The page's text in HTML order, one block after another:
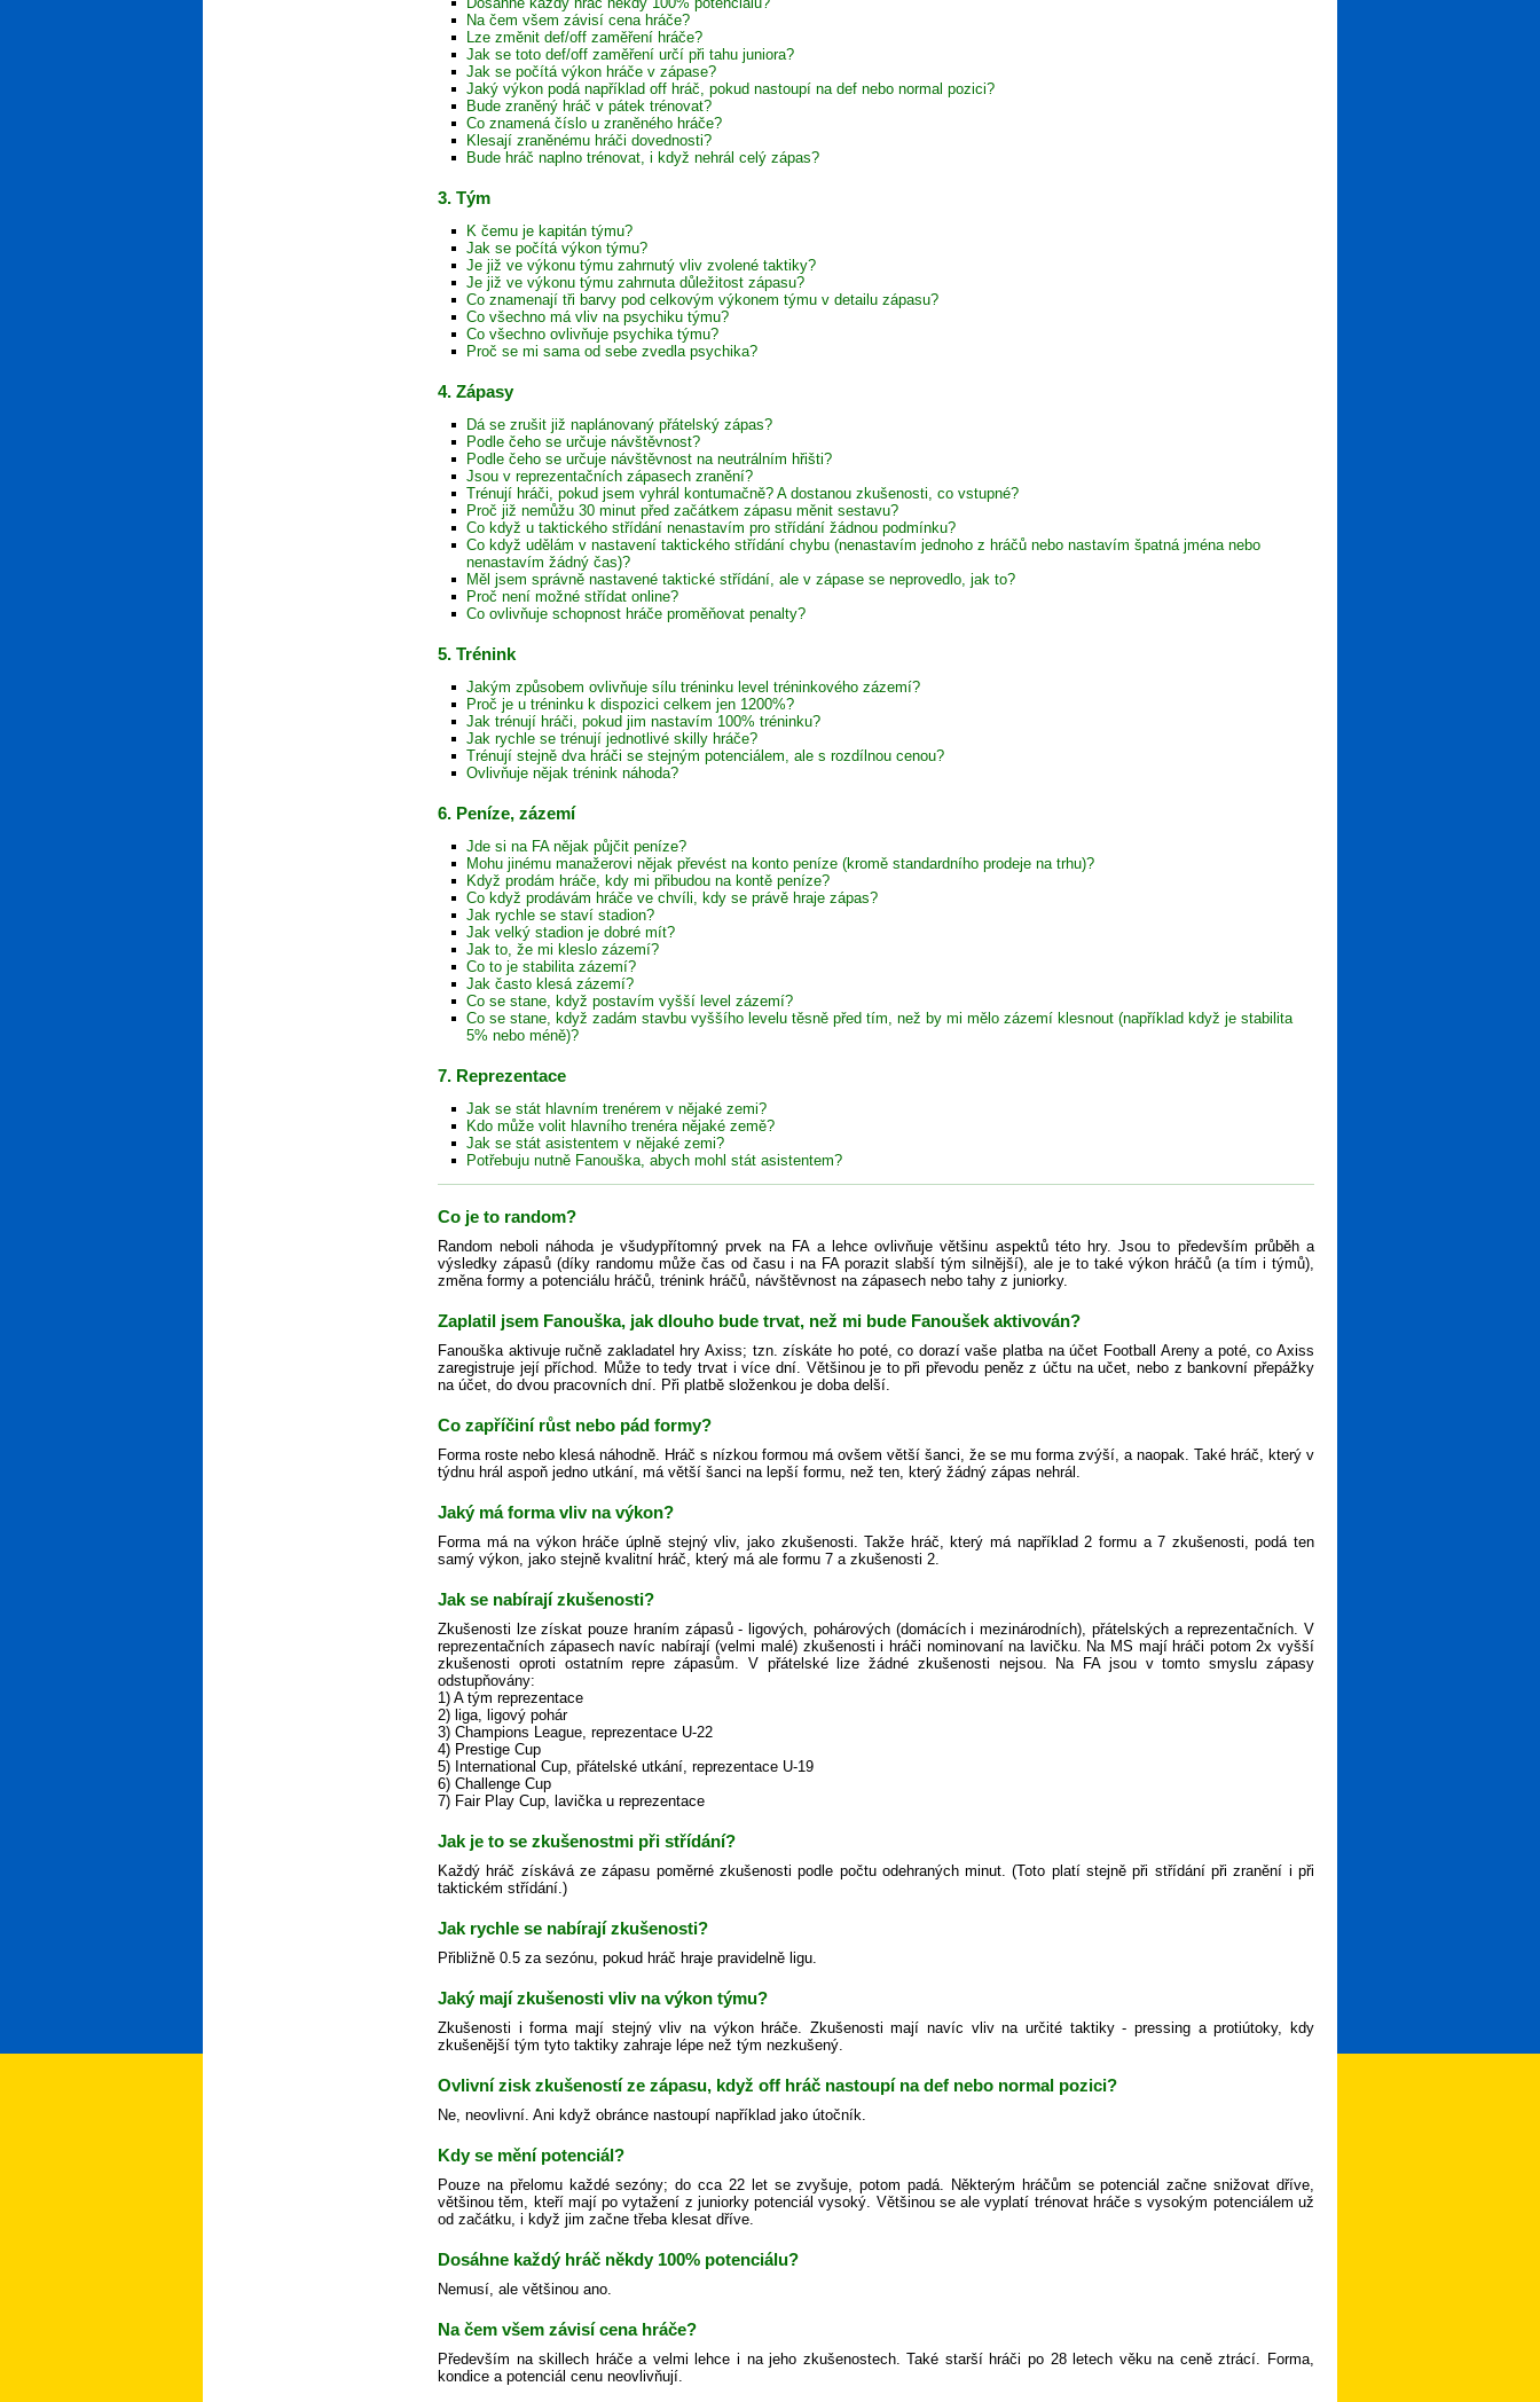
Na čem všem závisí cena hráče?
Lze změnit def/off zaměření hráče?
Jak se toto def/off zaměření určí při tahu juniora?
Jak se počítá výkon hráče v zápase?
Jaký výkon podá například off hráč, pokud nastoupí na def nebo normal pozici?
Bude zraněný hráč v pátek trénovat?
Co znamená číslo u zraněného hráče?
Klesají zraněnému hráči dovednosti?
Bude hráč naplno trénovat, i když nehrál celý zápas?
3. Tým
K čemu je kapitán týmu?
Jak se počítá výkon týmu?
Je již ve výkonu týmu zahrnutý vliv zvolené taktiky?
Je již ve výkonu týmu zahrnuta důležitost zápasu?
Co znamenají tři barvy pod celkovým výkonem týmu v detailu zápasu?
Co všechno má vliv na psychiku týmu?
Co všechno ovlivňuje psychika týmu?
Proč se mi sama od sebe zvedla psychika?
4. Zápasy
Dá se zrušit již naplánovaný přátelský zápas?
Podle čeho se určuje návštěvnost?
Podle čeho se určuje návštěvnost na neutrálním hřišti?
Jsou v reprezentačních zápasech zranění?
Trénují hráči, pokud jsem vyhrál kontumačně? A dostanou zkušenosti, co vstupné?
Proč již nemůžu 30 minut před začátkem zápasu měnit sestavu?
Co když u taktického střídání nenastavím pro střídání žádnou podmínku?
Co když udělám v nastavení taktického střídání chybu (nenastavím jednoho z hráčů nebo nastavím špatná jména nebo
nenastavím žádný čas)?
Měl jsem správně nastavené taktické střídání, ale v zápase se neprovedlo, jak to?
Proč není možné střídat online?
Co ovlivňuje schopnost hráče proměňovat penalty?
5. Trénink
Jakým způsobem ovlivňuje sílu tréninku level tréninkového zázemí?
Proč je u tréninku k dispozici celkem jen 1200%?
Jak trénují hráči, pokud jim nastavím 100% tréninku?
Jak rychle se trénují jednotlivé skilly hráče?
Trénují stejně dva hráči se stejným potenciálem, ale s rozdílnou cenou?
Ovlivňuje nějak trénink náhoda?
6. Peníze, zázemí
Jde si na FA nějak půjčit peníze?
Mohu jinému manažerovi nějak převést na konto peníze (kromě standardního prodeje na trhu)?
Když prodám hráče, kdy mi přibudou na kontě peníze?
Co když prodávám hráče ve chvíli, kdy se právě hraje zápas?
Jak rychle se staví stadion?
Jak velký stadion je dobré mít?
Jak to, že mi kleslo zázemí?
Co to je stabilita zázemí?
Jak často klesá zázemí?
Co se stane, když postavím vyšší level zázemí?
Co se stane, když zadám stavbu vyššího levelu těsně před tím, než by mi mělo zázemí klesnout (například když je stabilita
5% nebo méně)?
7. Reprezentace
Jak se stát hlavním trenérem v nějaké zemi?
Kdo může volit hlavního trenéra nějaké země?
Jak se stát asistentem v nějaké zemi?
Potřebuju nutně Fanouška, abych mohl stát asistentem?
Co je to random?
Random neboli náhoda je všudypřítomný prvek na FA a lehce ovlivňuje většinu aspektů této hry. Jsou to především průběh a
výsledky zápasů (díky randomu může čas od času i na FA porazit slabší tým silnější), ale je to také výkon hráčů (a tím i týmů),
změna formy a potenciálu hráčů, trénink hráčů, návštěvnost na zápasech nebo tahy z juniorky.
Zaplatil jsem Fanouška, jak dlouho bude trvat, než mi bude Fanoušek aktivován?
Fanouška aktivuje ručně zakladatel hry Axiss; tzn. získáte ho poté, co dorazí vaše platba na účet Football Areny a poté, co Axiss
zaregistruje její příchod. Může to tedy trvat i více dní. Většinou je to při převodu peněz z účtu na učet, nebo z bankovní přepážky
na účet, do dvou pracovních dní. Při platbě složenkou je doba delší.
Co zapříčiní růst nebo pád formy?
Forma roste nebo klesá náhodně. Hráč s nízkou formou má ovšem větší šanci, že se mu forma zvýší, a naopak. Také hráč, který v
týdnu hrál aspoň jedno utkání, má větší šanci na lepší formu, než ten, který žádný zápas nehrál.
Jaký má forma vliv na výkon?
Forma má na výkon hráče úplně stejný vliv, jako zkušenosti. Takže hráč, který má například 2 formu a 7 zkušenosti, podá ten
samý výkon, jako stejně kvalitní hráč, který má ale formu 7 a zkušenosti 2.
Jak se nabírají zkušenosti?
Zkušenosti lze získat pouze hraním zápasů - ligových, pohárových (domácích i mezinárodních), přátelských a reprezentačních. V
reprezentačních zápasech navíc nabírají (velmi malé) zkušenosti i hráči nominovaní na lavičku. Na MS mají hráči potom 2x vyšší
zkušenosti oproti ostatním repre zápasům. V přátelské lize žádné zkušenosti nejsou. Na FA jsou v tomto smyslu zápasy
odstupňovány:
1) A tým reprezentace
2) liga, ligový pohár
3) Champions League, reprezentace U-22
4) Prestige Cup
5) International Cup, přátelské utkání, reprezentace U-19
6) Challenge Cup
7) Fair Play Cup, lavička u reprezentace
Jak je to se zkušenostmi při střídání?
Každý hráč získává ze zápasu poměrné zkušenosti podle počtu odehraných minut. (Toto platí stejně při střídání při zranění i při
taktickém střídání.)
Jak rychle se nabírají zkušenosti?
Přibližně 0.5 za sezónu, pokud hráč hraje pravidelně ligu.
Jaký mají zkušenosti vliv na výkon týmu?
Zkušenosti i forma mají stejný vliv na výkon hráče. Zkušenosti mají navíc vliv na určité taktiky - pressing a protiútoky, kdy
zkušenější tým tyto taktiky zahraje lépe než tým nezkušený.
Ovlivní zisk zkušeností ze zápasu, když off hráč nastoupí na def nebo normal pozici?
Ne, neovlivní. Ani když obránce nastoupí například jako útočník.
Kdy se mění potenciál?
Pouze na přelomu každé sezóny; do cca 22 let se zvyšuje, potom padá. Některým hráčům se potenciál začne snižovat dříve,
většinou těm, kteří mají po vytažení z juniorky potenciál vysoký. Většinou se ale vyplatí trénovat hráče s vysokým potenciálem už
od začátku, i když jim začne třeba klesat dříve.
Dosáhne každý hráč někdy 100% potenciálu?
Nemusí, ale většinou ano.
Na čem všem závisí cena hráče?
Především na skillech hráče a velmi lehce i na jeho zkušenostech. Také starší hráči po 28 letech věku na ceně ztrácí. Forma,
kondice a potenciál cenu neovlivňují.